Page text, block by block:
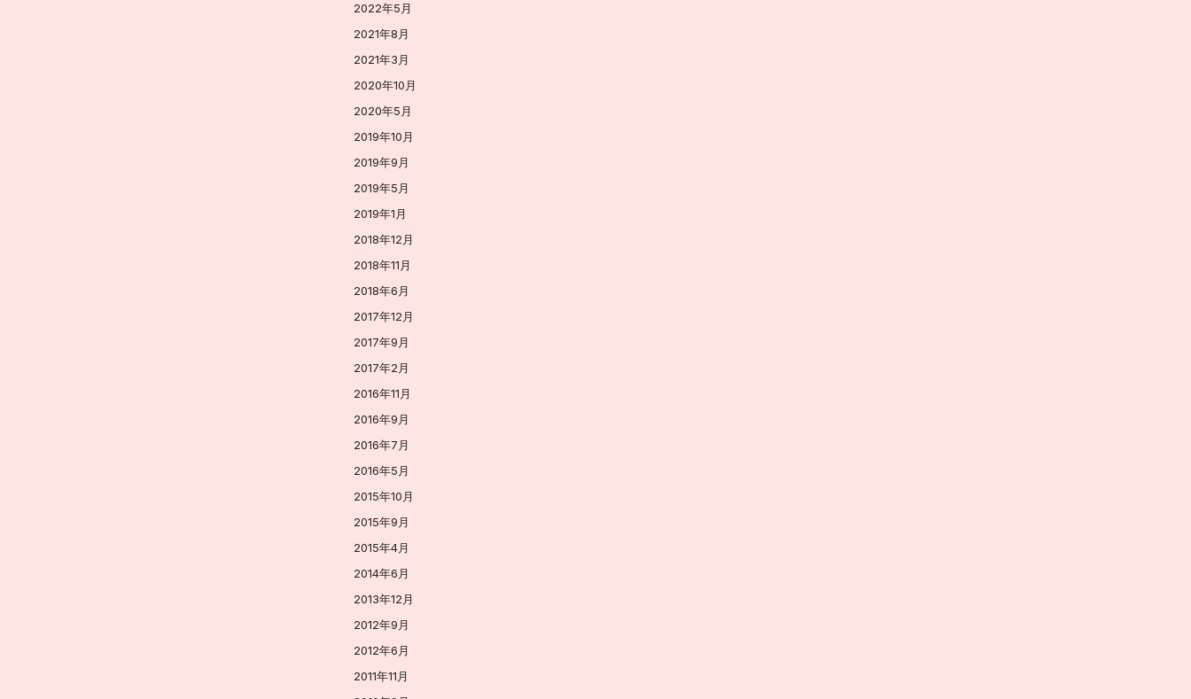
2022年5月
2021年8月
2021年3月
2020年10月
2020年5月
2019年10月
2019年9月
2019年5月
2019年1月
2018年12月
2018年11月
2018年6月
2017年12月
2017年9月
2017年2月
2016年11月
2016年9月
2016年7月
2016年5月
2015年10月
2015年9月
2015年4月
2014年6月
2013年12月
2012年9月
2012年6月
2011年11月